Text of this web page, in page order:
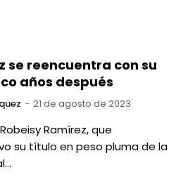
se reencuentra con su
años después
21 de agosto de 2023
Ramírez, que
su título en peso pluma de la